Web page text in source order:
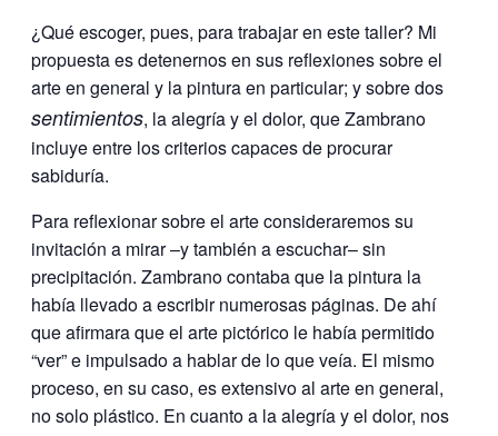
¿Qué escoger, pues, para trabajar en este taller? Mi
propuesta es detenernos en sus reflexiones sobre el
arte en general y la pintura en particular; y sobre dos
sentimientos, la alegría y el dolor, que Zambrano
incluye entre los criterios capaces de procurar
sabiduría.
Para reflexionar sobre el arte consideraremos su
invitación a mirar –y también a escuchar– sin
precipitación. Zambrano contaba que la pintura la
había llevado a escribir numerosas páginas. De ahí
que afirmara que el arte pictórico le había permitido
“ver” e impulsado a hablar de lo que veía. El mismo
proceso, en su caso, es extensivo al arte en general,
no solo plástico. En cuanto a la alegría y el dolor, nos